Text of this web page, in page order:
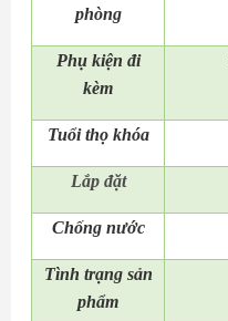
phòng
Phụ kiện đi
kèm
Tuổi thọ khóa
Lắp đặt
Chống nước
Tình trạng sản
phẩm